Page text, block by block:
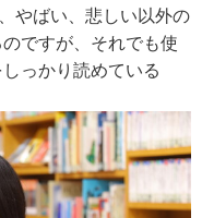
やばい、悲しい以外の
ですが、それでも使
っかり読めている